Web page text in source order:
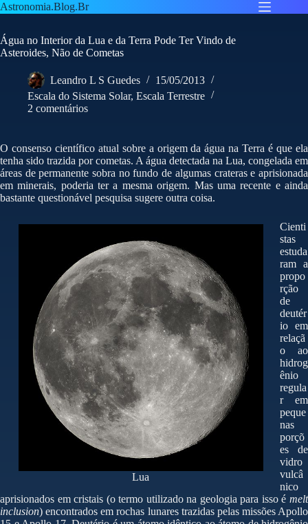
Pular
para
conteúdo
Astronomia.Blog.Br
Água no Interior da Lua e da Terra Pode Ter Vindo de
Asteroides, Não de Cometas
Leandro L S Guedes
15/05/2013
Escala do Sistema Solar, Escala Terrestre
2 comentários
O consenso científico atual sobre a origem da água na Terra é que ela
tenha sido trazida por cometas. A água detectada na Lua, congelada em
áreas de permanente sobra no fundo de algumas crateras e aprisionada
em minerais, poderia ter a mesma origem. Mas uma recente e ainda
bastante questionável pesquisa sugere outra coisa.
Lua
Cienti
stas
estuda
ram a
propo
rção
de
deutér
io em
relaçã
o ao
hidrog
ênio
regula
r em
peque
nas
porçõ
es de
vidro
vulcâ
nico
aprisionados em cristais (o termo utilizado na geologia para isso é melt
inclusion) encontrados em rochas lunares trazidas pelas missões Apollo